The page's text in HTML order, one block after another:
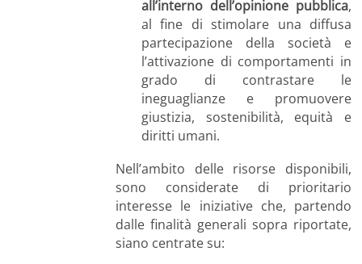
all’interno dell’opinione pubblica,
al fine di stimolare una diffusa
partecipazione della società e
l’attivazione di comportamenti in
grado di contrastare le
ineguaglianze e promuovere
giustizia, sostenibilità, equità e
diritti umani.
Nell’ambito delle risorse disponibili,
sono considerate di prioritario
interesse le iniziative che, partendo
dalle finalità generali sopra riportate,
siano centrate su: